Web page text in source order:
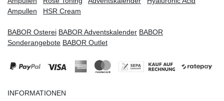
Ampullen
HSR Cream
BABOR Osterei BABOR Adventskalender BABOR
Sonderangebote BABOR Outlet
INFORMATIONEN